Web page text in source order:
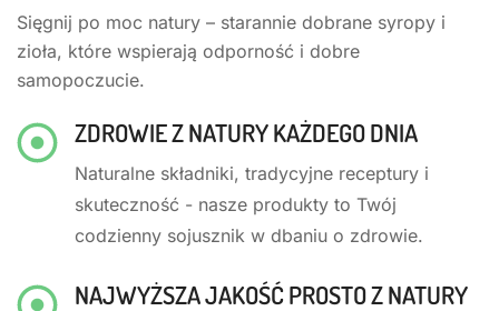
Sięgnij po moc natury – starannie dobrane syropy i
zioła, które wspierają odporność i dobre
samopoczucie.
ZDROWIE Z NATURY KAŻDEGO DNIA
Naturalne składniki, tradycyjne receptury i
skuteczność - nasze produkty to Twój
codzienny sojusznik w dbaniu o zdrowie.
NAJWYŻSZA JAKOŚĆ PROSTO Z NATURY